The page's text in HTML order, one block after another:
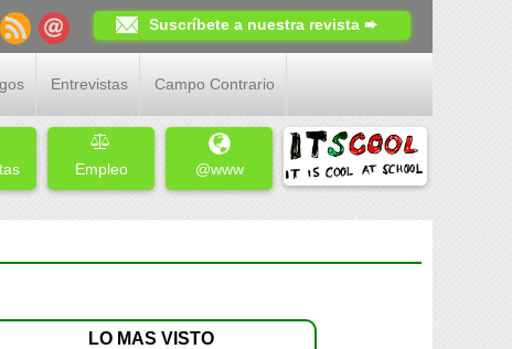
Suscríbete a nuestra revista ➨
Entrevistas Campo Contrario
Empleo @www
LO MAS VISTO